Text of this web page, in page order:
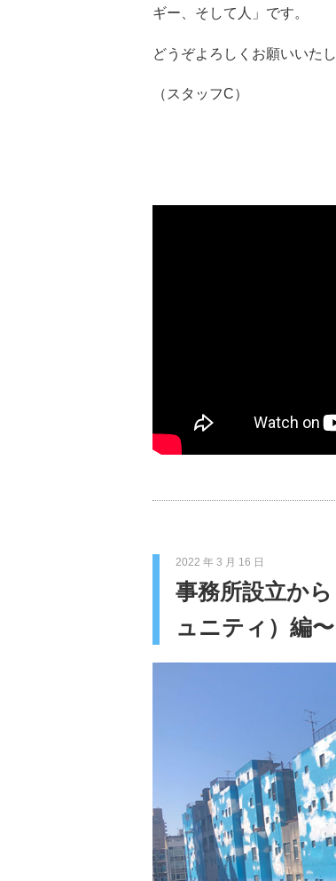
ギー、そして人」です。
どうぞよろしくお願いいたし
（スタッフC）
2022 年 3 月 16 日
事務所設立か
ュニティ）編〜